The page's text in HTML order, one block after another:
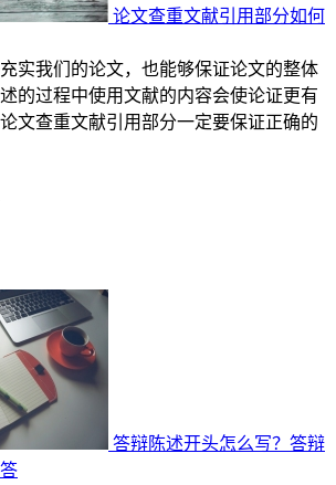
论文查重文献引用部分如何
实我们的论文，也能够保证论文的整体
的过程中使用文献的内容会使论证更有
文查重文献引用部分一定要保证正确的
答辩陈述开头怎么写？答辩